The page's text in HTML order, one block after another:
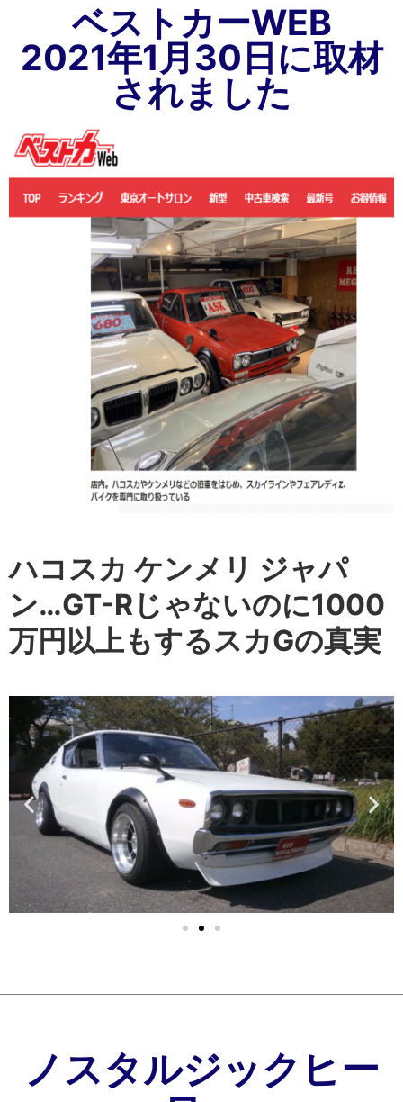
ベストカーWEB
2021年1月30日に取材
されました
ハコスカ ケンメリ ジャパ
ン…GT-Rじゃないのに1000
万円以上もするスカGの真実
ノスタルジックヒー